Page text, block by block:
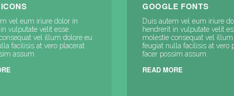
vel eum iriure dolor in
vulputate velit esse
vel illum dolore eu
facilisis at vero placerat
assum.
GOOGLE FONTS
Duis autem vel eum iriure
hendrerit in vulputate velit
molestie consequat vel
feugiat nulla facilisis at vero
facer possim assum.
READ MORE